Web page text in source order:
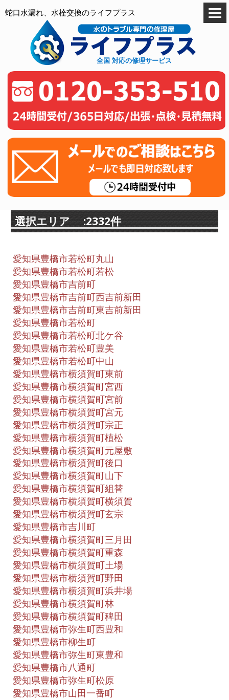
蛇口水漏れ、水栓交換のライフプラス
全国 対応の修理サービス
選択エリア :2332件
愛知県豊橋市若松町丸山
愛知県豊橋市若松町若松
愛知県豊橋市吉前町
愛知県豊橋市吉前町西吉前新田
愛知県豊橋市吉前町東吉前新田
愛知県豊橋市若松町
愛知県豊橋市若松町北ケ谷
愛知県豊橋市若松町豊美
愛知県豊橋市若松町中山
愛知県豊橋市横須賀町東前
愛知県豊橋市横須賀町宮西
愛知県豊橋市横須賀町宮前
愛知県豊橋市横須賀町宮元
愛知県豊橋市横須賀町宗正
愛知県豊橋市横須賀町植松
愛知県豊橋市横須賀町元屋敷
愛知県豊橋市横須賀町後口
愛知県豊橋市横須賀町山下
愛知県豊橋市横須賀町組替
愛知県豊橋市横須賀町横須賀
愛知県豊橋市横須賀町玄宗
愛知県豊橋市吉川町
愛知県豊橋市横須賀町三月田
愛知県豊橋市横須賀町重森
愛知県豊橋市横須賀町土場
愛知県豊橋市横須賀町野田
愛知県豊橋市横須賀町浜井場
愛知県豊橋市横須賀町林
愛知県豊橋市横須賀町稗田
愛知県豊橋市弥生町西豊和
愛知県豊橋市柳生町
愛知県豊橋市弥生町東豊和
愛知県豊橋市八通町
愛知県豊橋市弥生町松原
愛知県豊橋市山田一番町